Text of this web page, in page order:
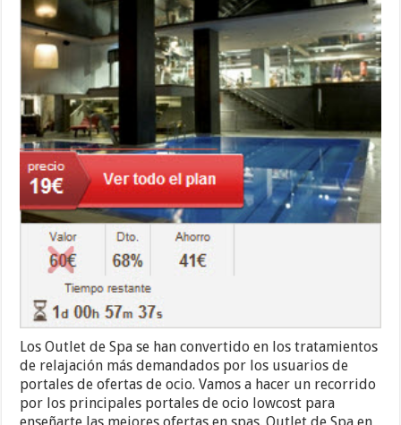
Los Outlet de Spa se han convertido en los tratamientos
de relajación más demandados por los usuarios de
portales de ofertas de ocio. Vamos a hacer un recorrido
por los principales portales de ocio lowcost para